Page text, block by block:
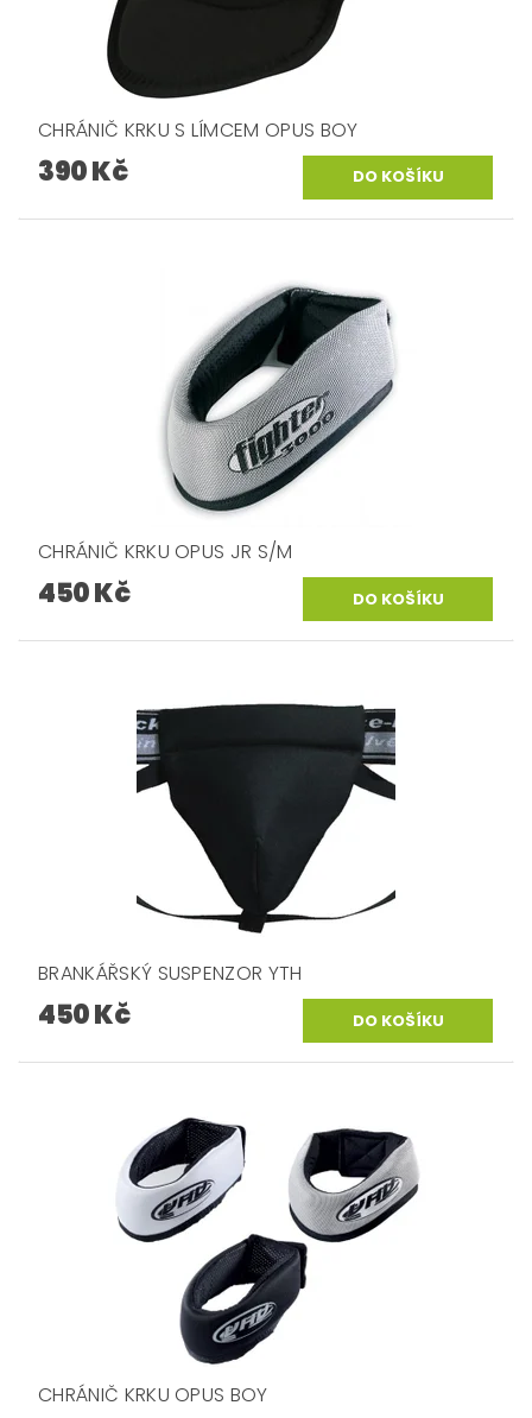
CHRÁNIČ KRKU S LÍMCEM OPUS BOY
390 Kč
CHRÁNIČ KRKU OPUS JR S/M
450 Kč
BRANKÁŘSKÝ SUSPENZOR YTH
450 Kč
CHRÁNIČ KRKU OPUS BOY